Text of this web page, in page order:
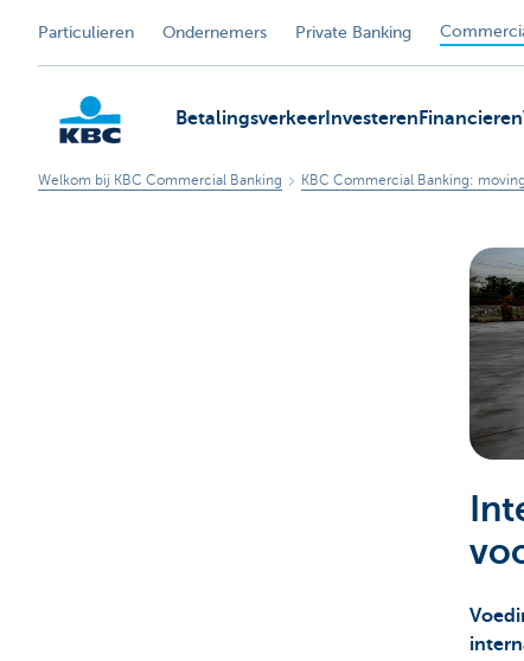
Particulieren Ondernemers Private Banking
Betalingsverkeer Investeren Financieren
Welkom bij KBC Commercial Banking KBC Commercial Banking: